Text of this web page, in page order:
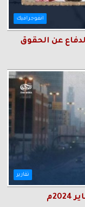
انفوجرافيك
عن الحقوق
تقارير